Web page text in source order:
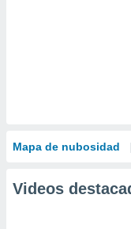
Mapa de nubosidad
Videos